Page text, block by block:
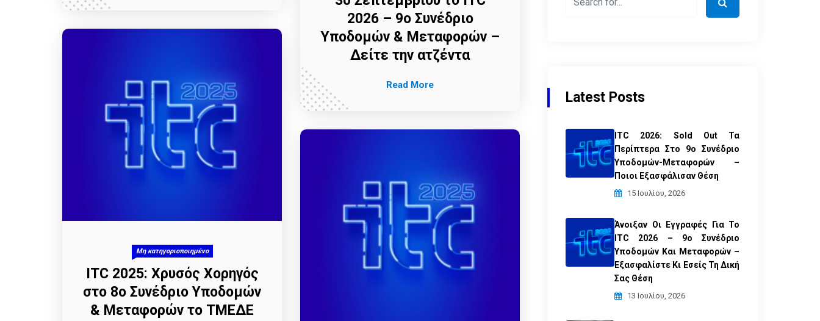
2026 – 9ο Συνέδριο
Υποδομών & Μεταφορών –
Δείτε την ατζέντα
Read More
Μη κατηγοριοποιημένο
ITC 2025: Χρυσός Χορηγός
στο 8ο Συνέδριο Υποδομών
& Μεταφορών το ΤΜΕΔΕ
Latest Posts
ITC 2026: Sold Out Τα
Περίπτερα Στο 9ο Συνέδριο
Υποδομών-Μεταφορών –
Ποιοι Εξασφάλισαν Θέση
15 Ιουλίου, 2026
Άνοιξαν Οι Εγγραφές Για Το
ITC 2026 – 9ο Συνέδριο
Υποδομών Και Μεταφορών –
Εξασφαλίστε Κι Εσείς Τη Δική
Σας Θέση
13 Ιουλίου, 2026